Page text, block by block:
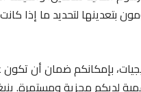
بتعدينها لتحديد ما إذا كانت
بإمكانكم ضمان أن
لديكم مجزية ومستمرة.